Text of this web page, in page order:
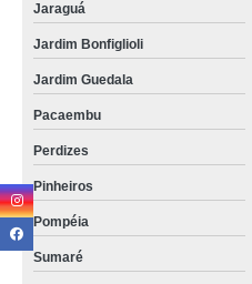
Jaraguá
Jardim Bonfiglioli
Jardim Guedala
Pacaembu
Perdizes
Pinheiros
Pompéia
Sumaré